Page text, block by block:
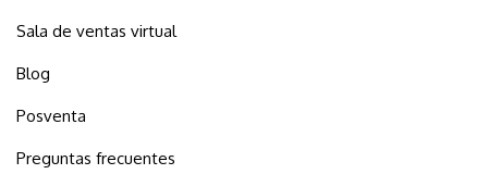
Sala de ventas virtual
Blog
Posventa
Preguntas frecuentes